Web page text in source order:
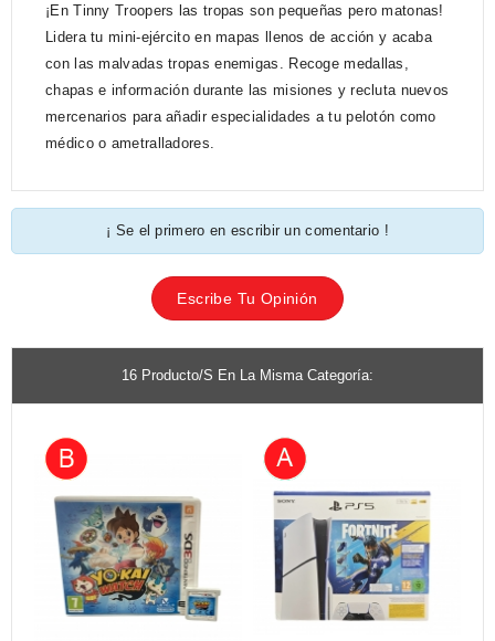
¡En Tinny Troopers las tropas son pequeñas pero matonas!
Lidera tu mini-ejército en mapas llenos de acción y acaba
con las malvadas tropas enemigas. Recoge medallas,
chapas e información durante las misiones y recluta nuevos
mercenarios para añadir especialidades a tu pelotón como
médico o ametralladores.
¡ Se el primero en escribir un comentario !
Escribe Tu Opinión
16 Producto/s En La Misma Categoría: